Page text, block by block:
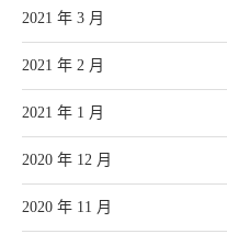
2021 年 3 月
2021 年 2 月
2021 年 1 月
2020 年 12 月
2020 年 11 月